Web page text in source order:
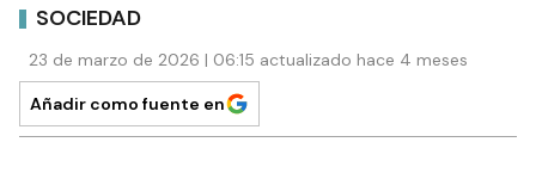
SOCIEDAD
23 de marzo de 2026 | 06:15 actualizado hace 4 meses
Añadir como fuente en